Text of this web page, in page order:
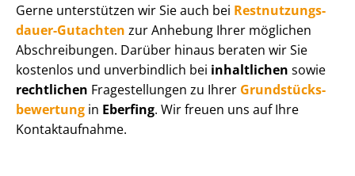
Gerne unterstützen wir Sie auch bei Rest­nut­zungs­
dau­er-Gutachten zur Anhebung Ihrer möglichen
Abschreibungen. Darüber hinaus beraten wir Sie
kostenlos und unverbindlich bei inhaltlichen sowie
rechtlichen Fragestellungen zu Ihrer Grund­stücks­
be­wer­tung in Eberfing. Wir freuen uns auf Ihre
Kontaktaufnahme.